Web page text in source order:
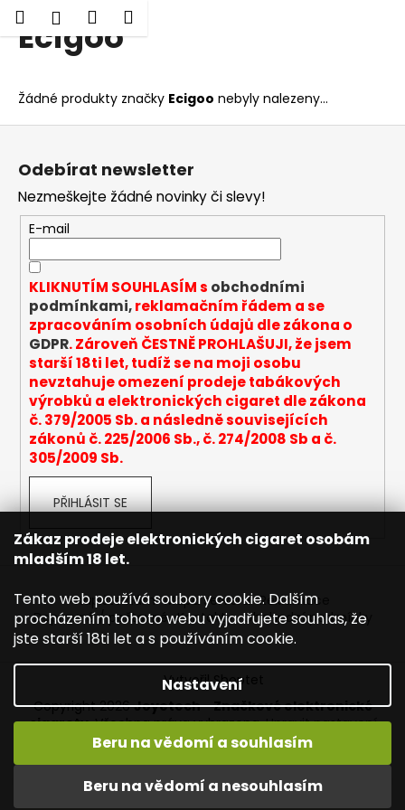
Zákaz prodeje elektronických cigaret osobám
mladším 18 let.
Tento web používá soubory cookie. Dalším
procházením tohoto webu vyjadřujete souhlas, že
jste starší 18ti let a s používáním cookie.
Nastavení
Beru na vědomí a nesouhlasím
Beru na vědomí a souhlasím
Přejít
Vítejte na JOYETECH. DORUČENÍ ZDARMA zásilkovnou nad
HledatPřihlášení
Nákupní
košík
Ecigoo
Žádné produkty značky Ecigoo nebyly nalezeny...
o Zpět
Zpět
C
o
o
t
ř
e
b
u
e
e
n
a
t
?
HLEDAT
o
r
Z
Odebírat newsletter
Nezmeškejte žádné novinky či slevy!
E-mail
KLIKNUTÍM SOUHLASÍM s obchodními
podmínkami,reklamačním řádem a se
zpracováním osobních údajů dle zákona o
GDPR. Zároveň ČESTNĚ PROHLAŠUJI, že jsem
starší 18ti let, tudíž se na moji osobu
nevztahuje omezení prodeje tabákových
výrobků a elektronických cigaret dle zákona
č. 379/2005 Sb. a následně souvisejících
zákonů č. 225/2006 Sb., č. 274/2008 Sb a č.
305/2009 Sb.
PŘIHLÁSIT SE
Napište nám Mapa serveru Reklamace
Dopravné / poštovné Kontakty Obchodní podmínky
Vytvořil Shoptet
Copyright 2026Joyetech - Značkové elektronické
cigarety. Všechna práva vyhrazena.Upravit nastavení
cookies